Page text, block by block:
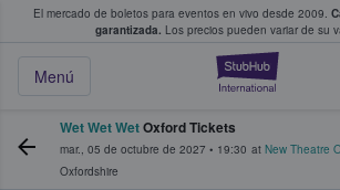
El mercado de boletos para eventos en vivo desde 2009.
garantizada. Los precios pueden variar de su
Menú
fans compran y venden
Wet Wet WetOxford Tickets
mar., 05 de octubre de 2027 • 19:30 at New Theatre
Oxfordshire